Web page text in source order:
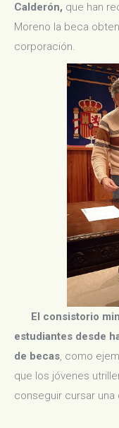
Calderón, que han
Moreno la beca
corporación.
El consistorio
estudiantes desde
de becas, como
que los jóvenes
conseguir cursar una